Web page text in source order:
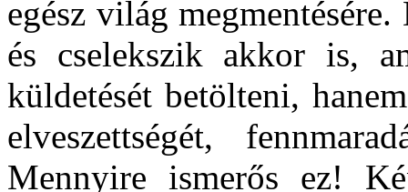
egész világ
és cselekszik akkor is,
küldetését betölteni,
elveszettségét,
Mennyire ismerős ez!